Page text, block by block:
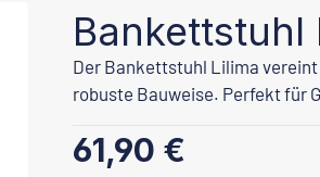
Bankettstuhl
Der Bankettstuhl Lilima
robuste Bauweise. Perfekt für
Regulärer Preis:
61,90 €